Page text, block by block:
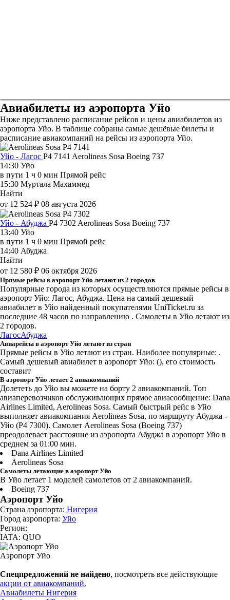
Авиабилеты из аэропорта Уйо
Ниже представлено расписание рейсов и цены авиабилетов из
аэропорта Уйо. В таблице собраны самые дешёвые билеты и
расписание авиакомпаний на рейсы из аэропорта Уйо.
Уйо - Лагос P4 7141 Aerolineas Sosa Boeing 737
14:30 Уйо
в пути 1 ч 0 мин Прямой рейс
15:30 Муртала Махаммед
Найти
от 12 524 ₽ 08 августа 2026
Уйо - Абуджа P4 7302 Aerolineas Sosa Boeing 737
13:40 Уйо
в пути 1 ч 0 мин Прямой рейс
14:40 Абуджа
Найти
от 12 580 ₽ 06 октября 2026
Прямые рейсы в аэропорт Уйо летают из 2 городов
Популярные города из которых осуществляются прямые рейсы в
аэропорт Уйо: Лагос, Абуджа. Цена на самый дешевый
авиабилет в Уйо найденный покупателями UniTicket.ru за
последние 48 часов по направлению . Самолеты в Уйо летают из
2 городов.
ЛагосАбуджа
Авиарейсы в аэропорт Уйо летают из стран
Прямые рейсы в Уйо летают из стран. Наиболее популярные: .
Самый дешевый авиабилет в аэропорт Уйо: (), его стоимость
составит
В аэропорт Уйо летает 2 авиакомпаний
Долететь до Уйо вы можете на борту 2 авиакомпаний. Топ
авиаперевозчиков обслуживающих прямое авиасообщение: Dana
Airlines Limited, Aerolineas Sosa. Самый быстрый рейс в Уйо
выполняет авиакомпания Aerolineas Sosa, по маршруту Абуджа -
Уйо (P4 7300). Самолет Aerolineas Sosa (Boeing 737)
преодолевает расстояние из аэропорта Абуджа в аэропорт Уйо в
среднем за 01:00 мин.
Dana Airlines Limited
Aerolineas Sosa
Самолеты летающие в аэропорт Уйо
В Уйо летает 1 моделей самолетов от 2 авиакомпаний.
Boeing 737
Аэропорт Уйо
Страна аэропорта: Нигерия
Город аэропорта: Уйо
Регион:
IATA: QUO
Аэропорт Уйо
Спецпредложений не найдено, посмотреть все действующие
акции от авиакомпаний.
Авиабилеты Нигерия